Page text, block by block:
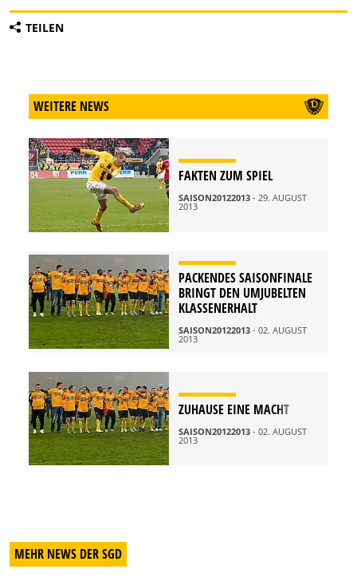
TEILEN
WEITERE NEWS
FAKTEN ZUM SPIEL
SAISON20122013 - 29. AUGUST
2013
PACKENDES SAISONFINALE
BRINGT DEN UMJUBELTEN
KLASSENERHALT
SAISON20122013 - 02. AUGUST
2013
ZUHAUSE EINE MACHT
SAISON20122013 - 02. AUGUST
2013
MEHR NEWS DER SGD